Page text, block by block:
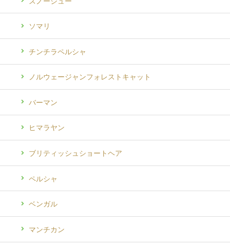
ソマリ
チンチラペルシャ
ノルウェージャンフォレストキャット
バーマン
ヒマラヤン
ブリティッシュショートヘア
ペルシャ
ベンガル
マンチカン